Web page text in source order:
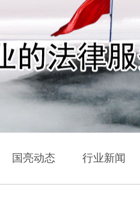
国亮动态 行业新闻